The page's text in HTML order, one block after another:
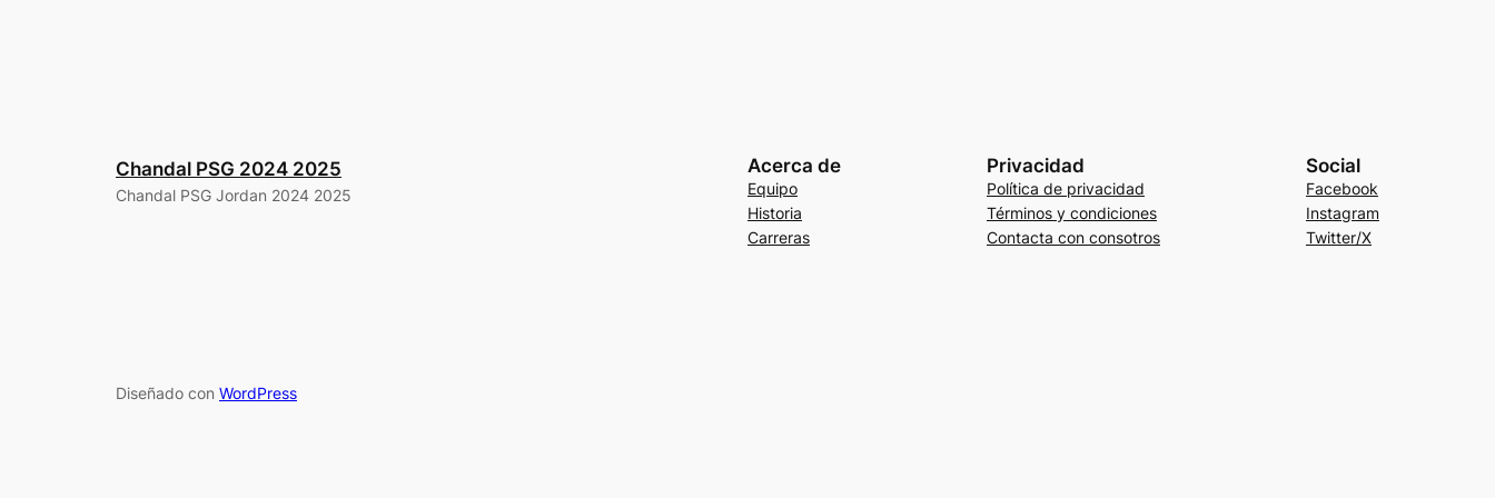
Chandal PSG 2024 2025
Chandal PSG Jordan 2024 2025
Acerca de
Equipo
Historia
Carreras
Privacidad
Política de privacidad
Términos y condiciones
Contacta con consotros
Social
Facebook
Instagram
Twitter/X
Diseñado con WordPress